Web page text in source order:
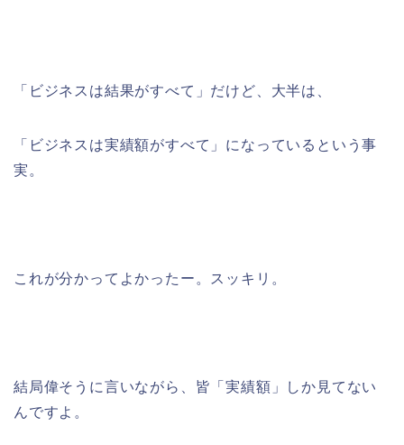
「ビジネスは結果がすべて」だけど、大半は、
「ビジネスは実績額がすべて」になっているという事
実。
これが分かってよかったー。スッキリ。
結局偉そうに言いながら、皆「実績額」しか見てない
んですよ。